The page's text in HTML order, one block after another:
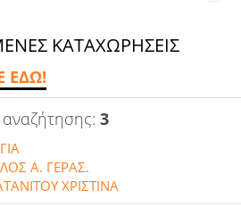
ΚΑΤΑΧΩΡΗΣΕΙΣ
ΕΔΩ!
3
Α. ΓΕΡΑΣ.
ΧΡΙΣΤΙΝΑ